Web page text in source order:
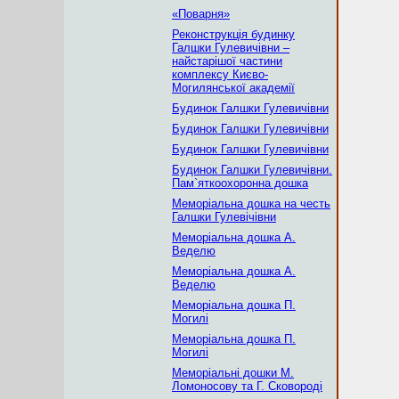
«Поварня»
Реконструкція будинку
Галшки Гулевичівни –
найстарішої частини
комплексу Києво-
Могилянської академії
Будинок Галшки Гулевичівни
Будинок Галшки Гулевичівни
Будинок Галшки Гулевичівни
Будинок Галшки Гулевичівни.
Пам`яткоохоронна дошка
Меморіальна дошка на честь
Галшки Гулевічівни
Меморіальна дошка А.
Веделю
Меморіальна дошка А.
Веделю
Меморіальна дошка П.
Могилі
Меморіальна дошка П.
Могилі
Меморіальні дошки М.
Ломоносову та Г. Сковороді